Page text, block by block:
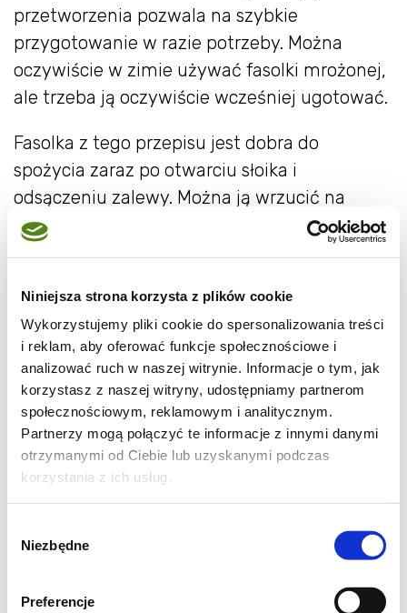
Niniejsza strona korzysta z plików cookie
Wykorzystujemy pliki cookie do spersonalizowania treści
i reklam, aby oferować funkcje społecznościowe i
analizować ruch w naszej witrynie. Informacje o tym, jak
korzystasz z naszej witryny, udostępniamy partnerom
społecznościowym, reklamowym i analitycznym.
Partnerzy mogą połączyć te informacje z innymi danymi
otrzymanymi od Ciebie lub uzyskanymi podczas
korzystania z ich usług.
zgody
Niezbędne
Preferencje
przetworzenia pozwala na szybkie
przygotowanie w razie potrzeby. Można
oczywiście w zimie używać fasolki mrożonej,
ale trzeba ją oczywiście wcześniej ugotować.
Fasolka z tego przepisu jest dobra do
spożycia zaraz po otwarciu słoika i
odsączeniu zalewy. Można ją wrzucić na
patelnię z podsmażaną tartą bułeczką, albo
na przykład dodać do sałatki.
Przepis z mojego archiwum.
Składniki:
1 kg fasolki szparagowej
Zalewa: na 1 l wody, płaska łyżeczka soli i
ćwierć łyżeczki kwasku cytrynowego
Fasolkę umyj, obetnij końce i usuń włókna.